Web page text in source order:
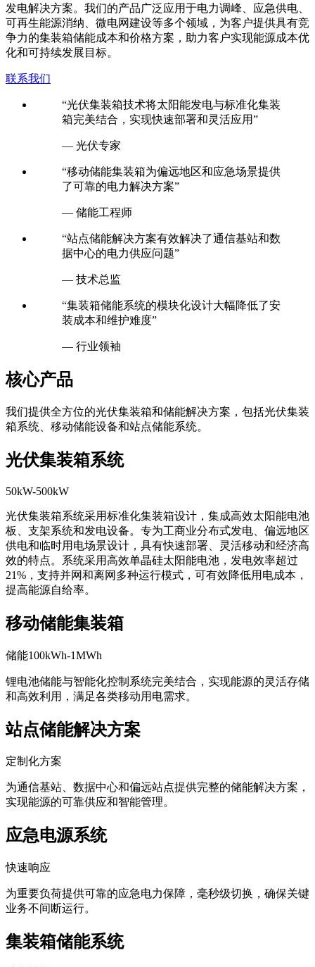
发电解决方案。我们的产品广泛应用于电力调峰、应急供电、
可再生能源消纳、微电网建设等多个领域，为客户提供具有竞
争力的集装箱储能成本和价格方案，助力客户实现能源成本优
化和可持续发展目标。
联系我们
“光伏集装箱技术将太阳能发电与标准化集装
箱完美结合，实现快速部署和灵活应用”
— 光伏专家
“移动储能集装箱为偏远地区和应急场景提供
了可靠的电力解决方案”
— 储能工程师
“站点储能解决方案有效解决了通信基站和数
据中心的电力供应问题”
— 技术总监
“集装箱储能系统的模块化设计大幅降低了安
装成本和维护难度”
— 行业领袖
核心产品
我们提供全方位的光伏集装箱和储能解决方案，包括光伏集装
箱系统、移动储能设备和站点储能系统。
光伏集装箱系统
50kW-500kW
光伏集装箱系统采用标准化集装箱设计，集成高效太阳能电池
板、支架系统和发电设备。专为工商业分布式发电、偏远地区
供电和临时用电场景设计，具有快速部署、灵活移动和经济高
效的特点。系统采用高效单晶硅太阳能电池，发电效率超过
21%，支持并网和离网多种运行模式，可有效降低用电成本，
提高能源自给率。
移动储能集装箱
储能100kWh-1MWh
锂电池储能与智能化控制系统完美结合，实现能源的灵活存储
和高效利用，满足各类移动用电需求。
站点储能解决方案
定制化方案
为通信基站、数据中心和偏远站点提供完整的储能解决方案，
实现能源的可靠供应和智能管理。
应急电源系统
快速响应
为重要负荷提供可靠的应急电力保障，毫秒级切换，确保关键
业务不间断运行。
集装箱储能系统